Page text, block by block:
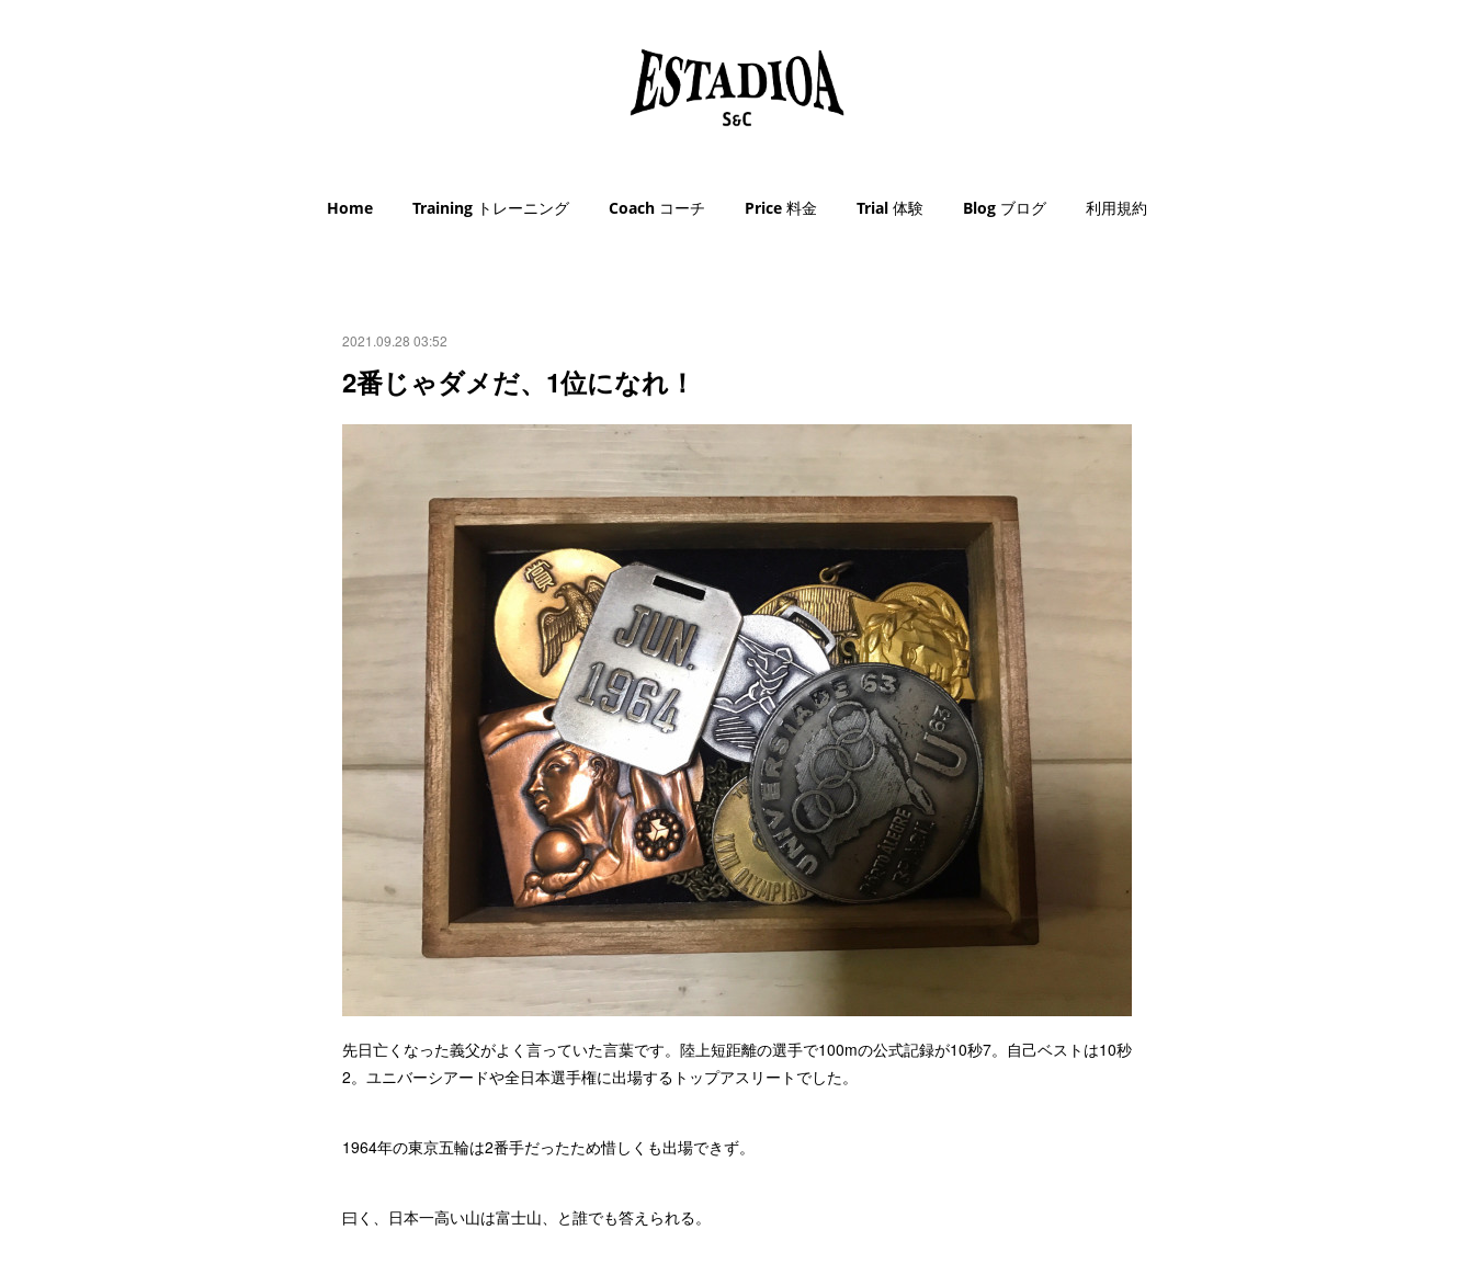
Home Training トレーニング Coach コーチ Price 料金 Trial 体験 Blog ブログ 利用規約
2021.09.28 03:52
2番じゃダメだ、1位になれ！
先日亡くなった義父がよく言っていた言葉です。陸上短距離の選手で100mの公式記録が10秒7。自己ベストは10秒
2。ユニバーシアードや全日本選手権に出場するトップアスリートでした。
1964年の東京五輪は2番手だったため惜しくも出場できず。
曰く、日本一高い山は富士山、と誰でも答えられる。